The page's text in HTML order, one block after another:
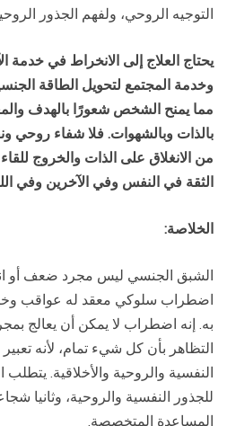
التوجيه الروحي، ولفهم الجذور
يحتاج العلاج إلى الانخراط في خدمة
وخدمة المجتمع لتحويل الطاقة
مما يمنح الشخص شعورًا بالهدف
بالذات وبالشهوات. فلا شفاء روحي
من الانغلاق على الذات والخروج
الثقة في النفس وفي الآخرين وفي
الخلاصة:
الشبق الجنسي ليس مجرد ضعف أو
اضطراب سلوكي معقد له عواقب
به. إنه اضطراب لا يمكن أن يعالج بمجرد
التظاهر بأن كل شيء تمام، لأنه
النفسية والروحية والأخلاقية. يتطلب
للجذور النفسية والروحية، وثانيا
المساعدة المتخصصة.